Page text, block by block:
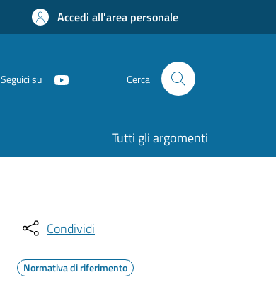
Accedi all'area personale
Seguici su Cerca
Tutti gli argomenti
Condividi
Normativa di riferimento